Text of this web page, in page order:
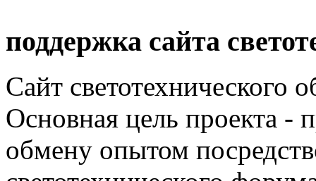
поддержка сайта
Сайт светотехнического
Основная цель проекта -
обмену опытом